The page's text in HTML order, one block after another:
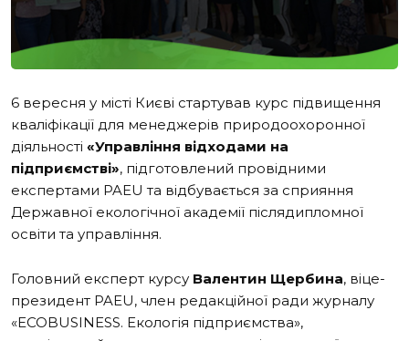
6 вересня у місті Києві стартував курс підвищення
кваліфікації для менеджерів природоохоронної
діяльності «Управління відходами на
підприємстві», підготовлений провідними
експертами PAEU та відбувається за сприяння
Державної екологічної академії післядипломної
освіти та управління.
Головний експерт курсу Валентин Щербина, віце-
президент PAEU, член редакційної ради журналу
«ECOBUSINESS. Екологія підприємства»,